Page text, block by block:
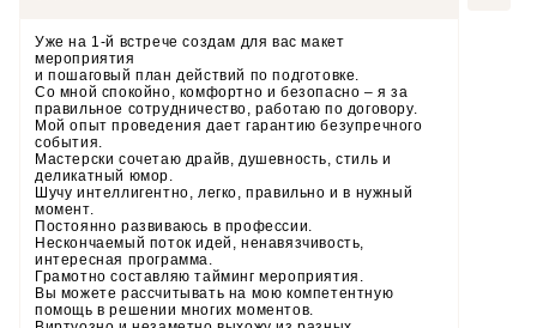
Уже на 1-й встрече создам для вас макет
мероприятия
и пошаговый план действий по подготовке.
Со мной спокойно, комфортно и безопасно – я за
правильное сотрудничество, работаю по договору.
Мой опыт проведения дает гарантию безупречного
события.
Мастерски сочетаю драйв, душевность, стиль и
деликатный юмор.
Шучу интеллигентно, легко, правильно и в нужный
момент.
Постоянно развиваюсь в профессии.
Нескончаемый поток идей, ненавязчивость,
интересная программа.
Грамотно составляю тайминг мероприятия.
Вы можете рассчитывать на мою компетентную
помощь в решении многих моментов.